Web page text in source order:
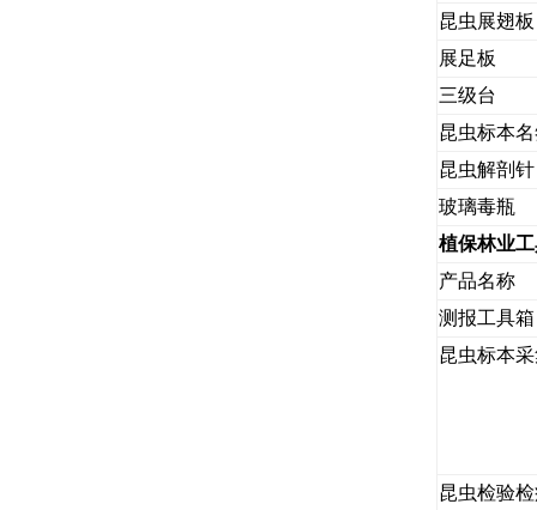
昆虫展翅板
展足板
三级台
昆虫标本
昆虫解剖针
玻璃毒瓶
植保林业
产品名称
测报工具箱
昆虫标本
昆虫检验